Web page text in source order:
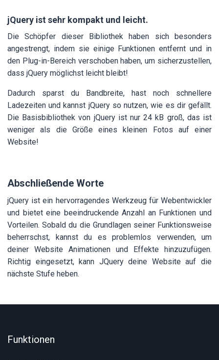
jQuery ist sehr kompakt und leicht.
Die Schöpfer dieser Bibliothek haben sich besonders
angestrengt, indem sie einige Funktionen entfernt und in
den Plug-in-Bereich verschoben haben, um sicherzustellen,
dass jQuery möglichst leicht bleibt!
Dadurch sparst du Bandbreite, hast noch schnellere
Ladezeiten und kannst jQuery so nutzen, wie es dir gefällt.
Die Basisbibliothek von jQuery ist nur 24 kB groß, das ist
weniger als die Größe eines kleinen Fotos auf einer
Website!
Abschließende Worte
jQuery ist ein hervorragendes Werkzeug für Webentwickler
und bietet eine beeindruckende Anzahl an Funktionen und
Vorteilen. Sobald du die Grundlagen seiner Funktionsweise
beherrschst, kannst du es problemlos verwenden, um
deiner Website Animationen und Effekte hinzuzufügen.
Richtig eingesetzt, kann JQuery deine Website auf die
nächste Stufe heben.
Funktionen